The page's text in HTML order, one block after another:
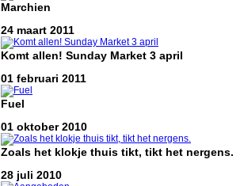
Marchien
24 maart 2011
Komt allen! Sunday Market 3 april
01 februari 2011
Fuel
01 oktober 2010
Zoals het klokje thuis tikt, tikt het nergens.
28 juli 2010